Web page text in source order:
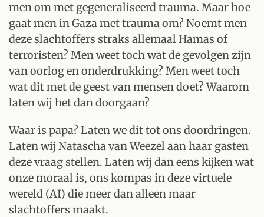
men om met gegeneraliseerd trauma. Maar hoe
gaat men in Gaza met trauma om? Noemt men
deze slachtoffers straks allemaal Hamas of
terroristen? Men weet toch wat de gevolgen zijn
van oorlog en onderdrukking? Men weet toch
wat dit met de geest van mensen doet? Waarom
laten wij het dan doorgaan?
Waar is papa? Laten we dit tot ons doordringen.
Laten wij Natascha van Weezel aan haar gasten
deze vraag stellen. Laten wij dan eens kijken wat
onze moraal is, ons kompas in deze virtuele
wereld (AI) die meer dan alleen maar
slachtoffers maakt.